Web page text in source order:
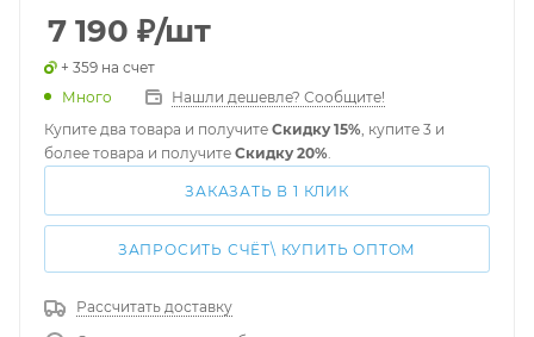
7 190 ₽/шт
+ 359 на счет
Много
Нашли дешевле? Сообщите!
Купите два товара и получите Скидку 15%, купите 3 и
более товара и получите Скидку 20%.
ЗАКАЗАТЬ В 1 КЛИК
ЗАПРОСИТЬ СЧЁТ\ КУПИТЬ ОПТОМ
Рассчитать доставку